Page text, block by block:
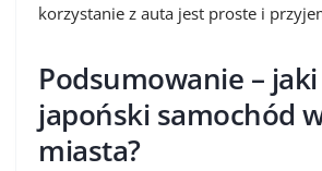
korzystanie z auta jest proste i
Podsumowanie –
japoński samochód
miasta?